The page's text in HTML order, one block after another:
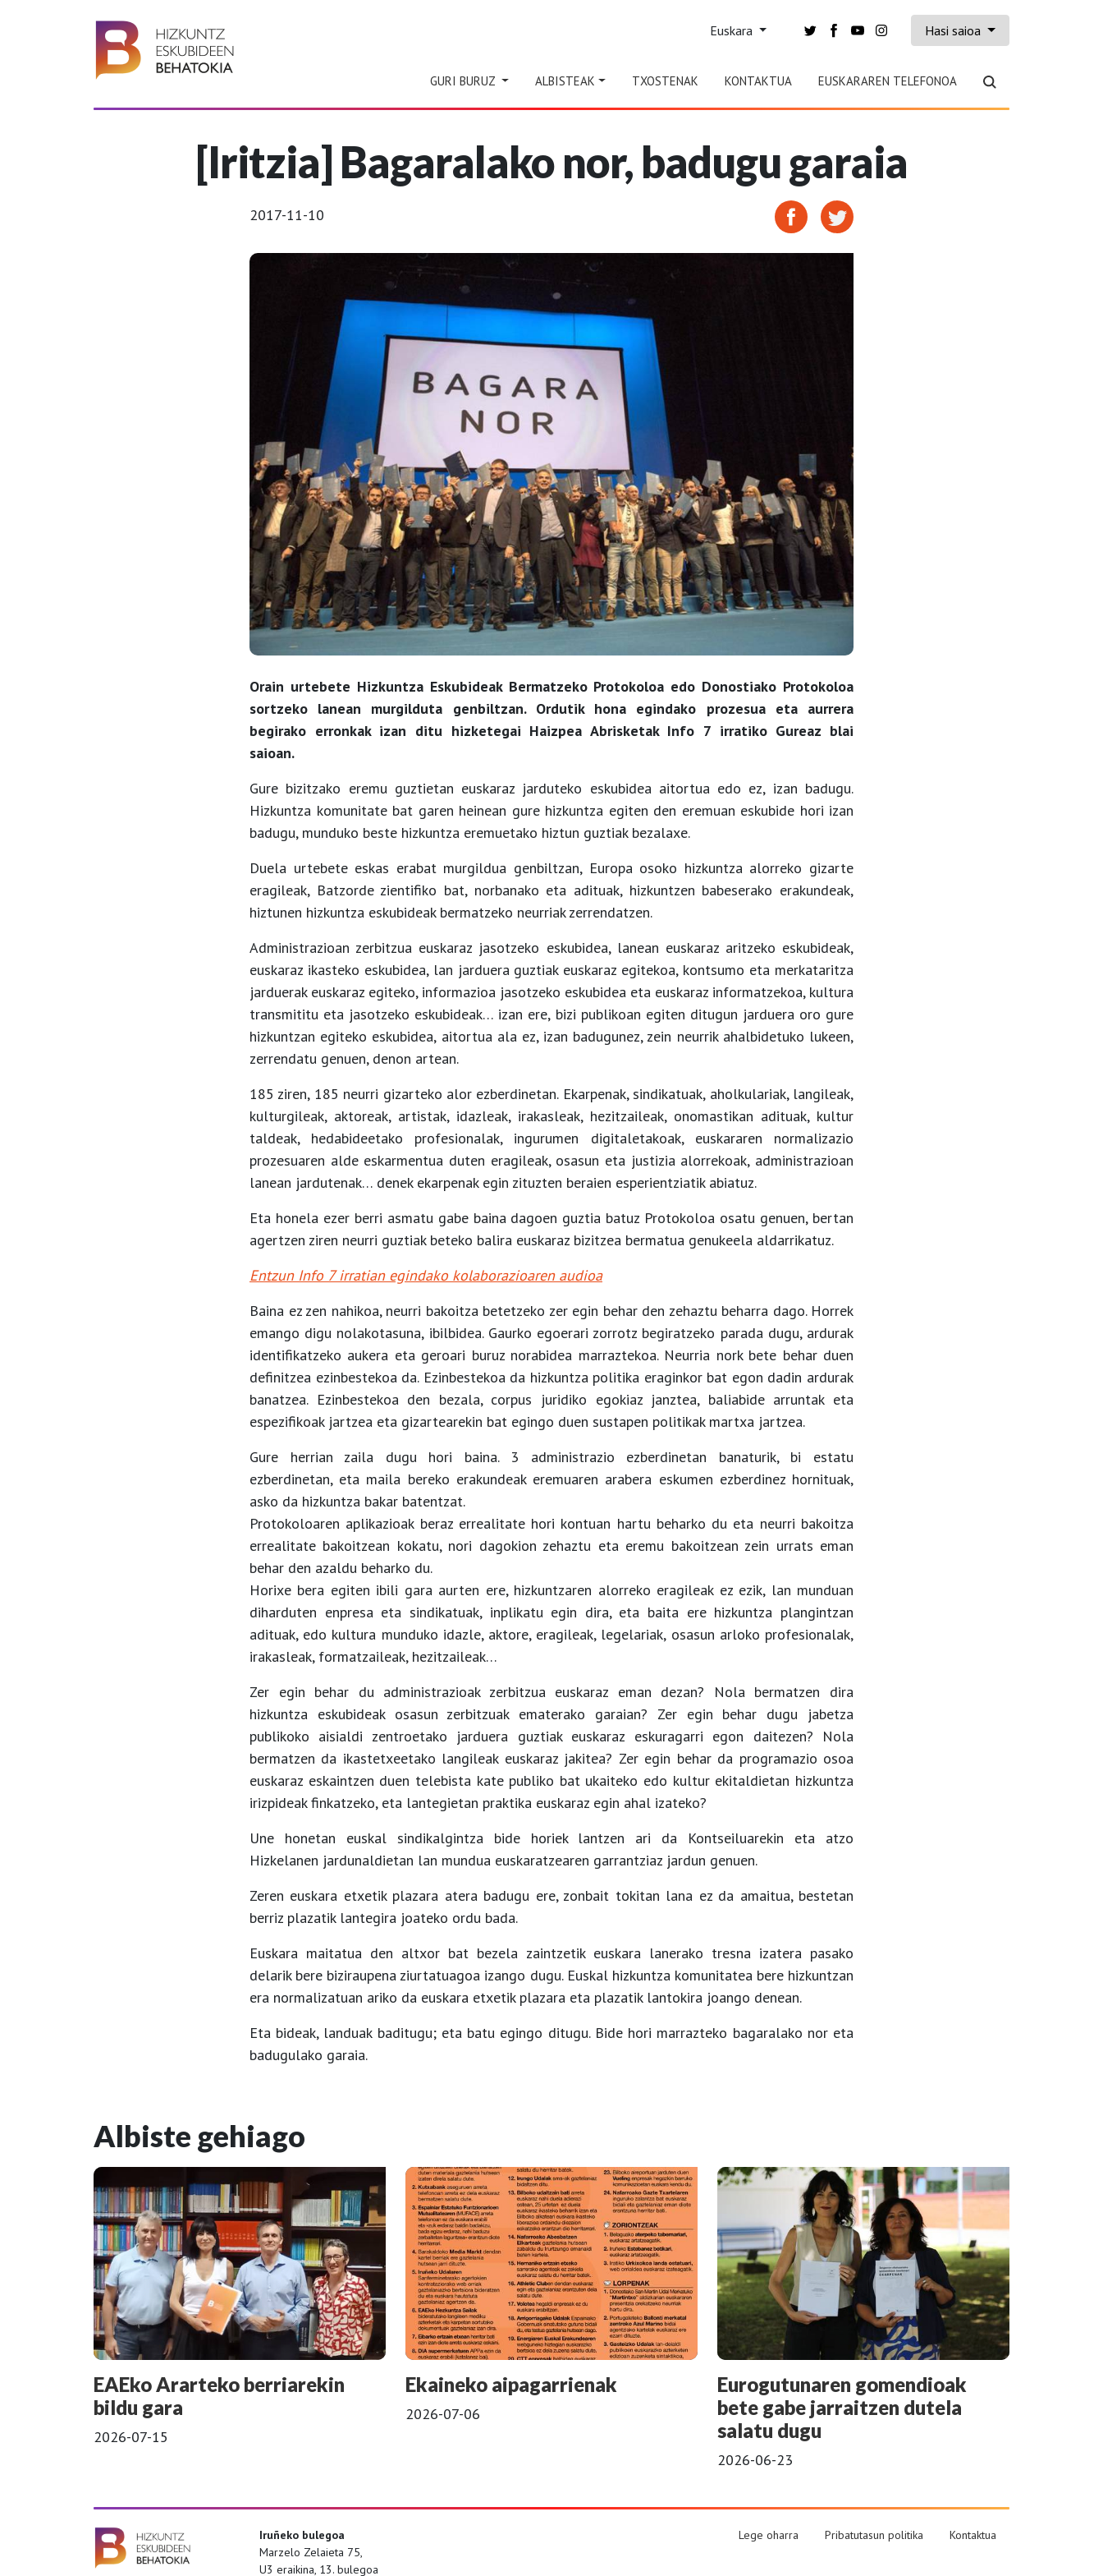
Euskara Hasi saioa
GURI BURUZ ALBISTEAK TXOSTENAK KONTAKTUA EUSKARAREN TELEFONOA
[Iritzia] Bagaralako nor, badugu garaia
2017-11-10
Orain urtebete Hizkuntza Eskubideak Bermatzeko Protokoloa edo Donostiako Protokoloa
sortzeko lanean murgilduta genbiltzan. Ordutik hona egindako prozesua eta aurrera
begirako erronkak izan ditu hizketegai Haizpea Abrisketak Info 7 irratiko Gureaz blai
saioan.
Gure bizitzako eremu guztietan euskaraz jarduteko eskubidea aitortua edo ez, izan badugu.
Hizkuntza komunitate bat garen heinean gure hizkuntza egiten den eremuan eskubide hori izan
badugu, munduko beste hizkuntza eremuetako hiztun guztiak bezalaxe.
Duela urtebete eskas erabat murgildua genbiltzan, Europa osoko hizkuntza alorreko gizarte
eragileak, Batzorde zientifiko bat, norbanako eta adituak, hizkuntzen babeserako erakundeak,
hiztunen hizkuntza eskubideak bermatzeko neurriak zerrendatzen.
Administrazioan zerbitzua euskaraz jasotzeko eskubidea, lanean euskaraz aritzeko eskubideak,
euskaraz ikasteko eskubidea, lan jarduera guztiak euskaraz egitekoa, kontsumo eta merkataritza
jarduerak euskaraz egiteko, informazioa jasotzeko eskubidea eta euskaraz informatzekoa, kultura
transmititu eta jasotzeko eskubideak… izan ere, bizi publikoan egiten ditugun jarduera oro gure
hizkuntzan egiteko eskubidea, aitortua ala ez, izan badugunez, zein neurrik ahalbidetuko lukeen,
zerrendatu genuen, denon artean.
185 ziren, 185 neurri gizarteko alor ezberdinetan. Ekarpenak, sindikatuak, aholkulariak, langileak,
kulturgileak, aktoreak, artistak, idazleak, irakasleak, hezitzaileak, onomastikan adituak, kultur
taldeak, hedabideetako profesionalak, ingurumen digitaletakoak, euskararen normalizazio
prozesuaren alde eskarmentua duten eragileak, osasun eta justizia alorrekoak, administrazioan
lanean jardutenak… denek ekarpenak egin zituzten beraien esperientziatik abiatuz.
Eta honela ezer berri asmatu gabe baina dagoen guztia batuz Protokoloa osatu genuen, bertan
agertzen ziren neurri guztiak beteko balira euskaraz bizitzea bermatua genukeela aldarrikatuz.
Entzun Info 7 irratian egindako kolaborazioaren audioa
Baina ez zen nahikoa, neurri bakoitza betetzeko zer egin behar den zehaztu beharra dago. Horrek
emango digu nolakotasuna, ibilbidea. Gaurko egoerari zorrotz begiratzeko parada dugu, ardurak
identifikatzeko aukera eta geroari buruz norabidea marraztekoa. Neurria nork bete behar duen
definitzea ezinbestekoa da. Ezinbestekoa da hizkuntza politika eraginkor bat egon dadin ardurak
banatzea. Ezinbestekoa den bezala, corpus juridiko egokiaz janztea, baliabide arruntak eta
espezifikoak jartzea eta gizartearekin bat egingo duen sustapen politikak martxa jartzea.
Gure herrian zaila dugu hori baina. 3 administrazio ezberdinetan banaturik, bi estatu
ezberdinetan, eta maila bereko erakundeak eremuaren arabera eskumen ezberdinez hornituak,
asko da hizkuntza bakar batentzat.
Protokoloaren aplikazioak beraz errealitate hori kontuan hartu beharko du eta neurri bakoitza
errealitate bakoitzean kokatu, nori dagokion zehaztu eta eremu bakoitzean zein urrats eman
behar den azaldu beharko du.
Horixe bera egiten ibili gara aurten ere, hizkuntzaren alorreko eragileak ez ezik, lan munduan
diharduten enpresa eta sindikatuak, inplikatu egin dira, eta baita ere hizkuntza plangintzan
adituak, edo kultura munduko idazle, aktore, eragileak, legelariak, osasun arloko profesionalak,
irakasleak, formatzaileak, hezitzaileak…
Zer egin behar du administrazioak zerbitzua euskaraz eman dezan? Nola bermatzen dira
hizkuntza eskubideak osasun zerbitzuak ematerako garaian? Zer egin behar dugu jabetza
publikoko aisialdi zentroetako jarduera guztiak euskaraz eskuragarri egon daitezen? Nola
bermatzen da ikastetxeetako langileak euskaraz jakitea? Zer egin behar da programazio osoa
euskaraz eskaintzen duen telebista kate publiko bat ukaiteko edo kultur ekitaldietan hizkuntza
irizpideak finkatzeko, eta lantegietan praktika euskaraz egin ahal izateko?
Une honetan euskal sindikalgintza bide horiek lantzen ari da Kontseiluarekin eta atzo
Hizkelanen jardunaldietan lan mundua euskaratzearen garrantziaz jardun genuen.
Zeren euskara etxetik plazara atera badugu ere, zonbait tokitan lana ez da amaitua, bestetan
berriz plazatik lantegira joateko ordu bada.
Euskara maitatua den altxor bat bezela zaintzetik euskara lanerako tresna izatera pasako
delarik bere biziraupena ziurtatuagoa izango dugu. Euskal hizkuntza komunitatea bere hizkuntzan
era normalizatuan ariko da euskara etxetik plazara eta plazatik lantokira joango denean.
Eta bideak, landuak baditugu; eta batu egingo ditugu. Bide hori marrazteko bagaralako nor eta
badugulako garaia.
Albiste gehiago
EAEko Ararteko berriarekin
bildu gara
2026-07-15
Ekaineko aipagarrienak
2026-07-06
Eurogutunaren gomendioak
bete gabe jarraitzen dutela
salatu dugu
2026-06-23
Iruñeko bulegoa
Marzelo Zelaieta 75,
U3 eraikina, 13. bulegoa
Lege oharra Pribatutasun politika Kontaktua